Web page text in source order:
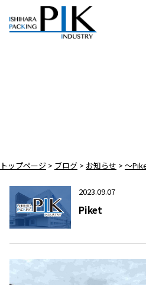
トップページ > ブログ > お知らせ > ～
2023.09.07
Piket